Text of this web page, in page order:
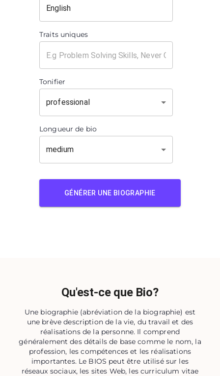
Traits uniques
Tonifier
professional
Longueur de bio
medium
GÉNÉRER UNE BIOGRAPHIE
Qu'est-ce que Bio?
Une biographie (abréviation de la biographie) est
une brève description de la vie, du travail et des
réalisations de la personne. Il comprend
généralement des détails de base comme le nom, la
profession, les compétences et les réalisations
importantes. Le BIOS peut être utilisé sur les
réseaux sociaux, les sites Web, les curriculum vitae